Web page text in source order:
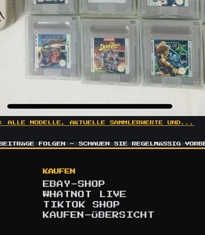
ALLE MODELLE, AKTUELLE SAMMLERWERTE UND...
FOLGEN – SCHAUEN SIE REGELMÄSSIG
KAUFEN
EBAY-SHOP
WHATNOT LIVE
TIKTOK SHOP
KAUFEN-ÜBERSICHT